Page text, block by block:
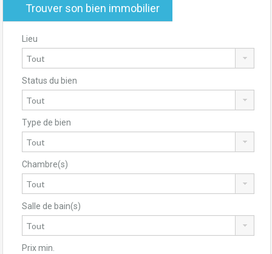
Trouver son bien immobilier
Lieu
Status du bien
Type de bien
Chambre(s)
Salle de bain(s)
Prix min.